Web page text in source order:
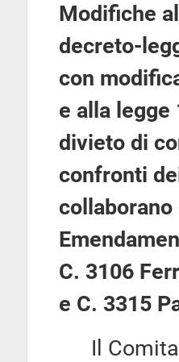
Modifiche
decreto-
con
e alla legge
divieto di
confronti
C. 3106
e C. 3315
Il